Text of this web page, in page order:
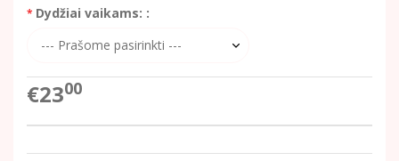
Dydžiai vaikams: :
€2300